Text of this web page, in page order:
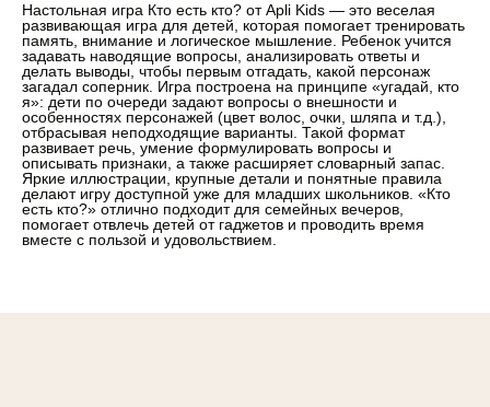
Настольная игра Кто есть кто? от Apli Kids — это веселая
развивающая игра для детей, которая помогает тренировать
память, внимание и логическое мышление. Ребенок учится
задавать наводящие вопросы, анализировать ответы и
делать выводы, чтобы первым отгадать, какой персонаж
загадал соперник. Игра построена на принципе «угадай, кто
я»: дети по очереди задают вопросы о внешности и
особенностях персонажей (цвет волос, очки, шляпа и т.д.),
отбрасывая неподходящие варианты. Такой формат
развивает речь, умение формулировать вопросы и
описывать признаки, а также расширяет словарный запас.
Яркие иллюстрации, крупные детали и понятные правила
делают игру доступной уже для младших школьников. «Кто
есть кто?» отлично подходит для семейных вечеров,
помогает отвлечь детей от гаджетов и проводить время
вместе с пользой и удовольствием.